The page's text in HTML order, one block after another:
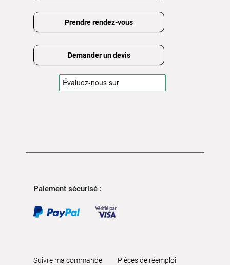
Prendre rendez-vous
Demander un devis
Paiement sécurisé :
Suivre ma commande
Pièces de réemploi